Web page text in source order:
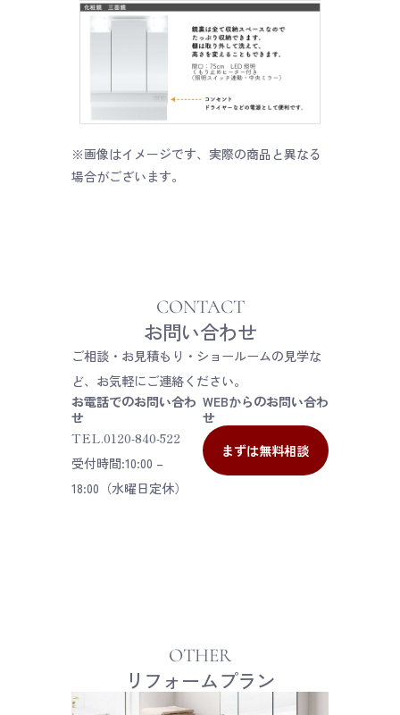
※画像はイメージです、実際の商品と異なる
場合がございます。
CONTACT
お問い合わせ
ご相談・お見積もり・ショールームの見学な
ど、 お気軽にご連絡ください。
お電話でのお問い合わ
せ
TEL.0120-840-522
受付時間:10:00 –
18:00（水曜日定休）
WEBからのお問い合わ
せ
まずは無料相談
OTHER
リフォームプラン